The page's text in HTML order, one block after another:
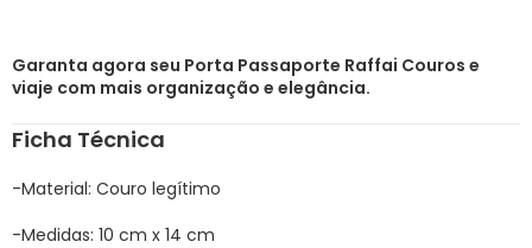
Garanta agora seu Porta Passaporte Raffai Couros e
viaje com mais organização e elegância.
Ficha Técnica
-Material: Couro legítimo
-Medidas: 10 cm x 14 cm